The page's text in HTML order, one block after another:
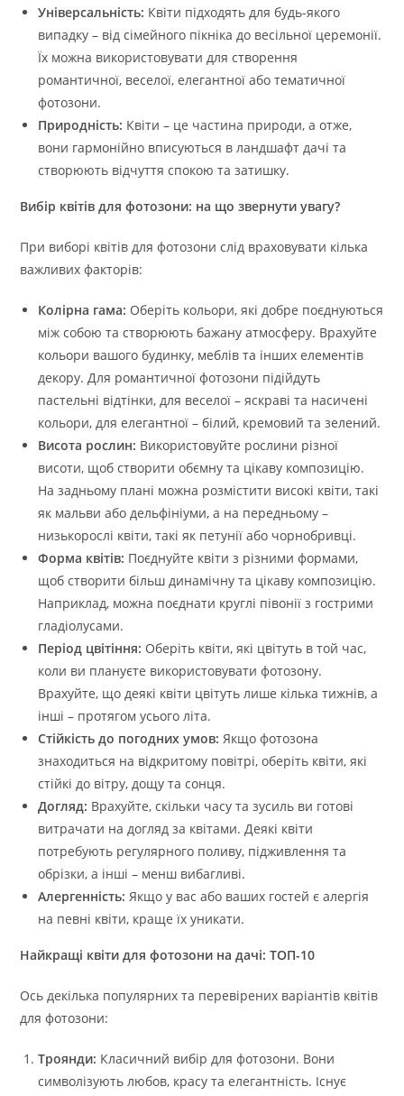
Універсальність: Квіти підходять для будь-якого
випадку – від сімейного пікніка до весільної церемонії.
Їх можна використовувати для створення
романтичної, веселої, елегантної або тематичної
фотозони.
Природність: Квіти – це частина природи, а отже,
вони гармонійно вписуються в ландшафт дачі та
створюють відчуття спокою та затишку.
Вибір квітів для фотозони: на що звернути увагу?
При виборі квітів для фотозони слід враховувати кілька
важливих факторів:
Колірна гама: Оберіть кольори, які добре поєднуються
між собою та створюють бажану атмосферу. Врахуйте
кольори вашого будинку, меблів та інших елементів
декору. Для романтичної фотозони підійдуть
пастельні відтінки, для веселої – яскраві та насичені
кольори, для елегантної – білий, кремовий та зелений.
Висота рослин: Використовуйте рослини різної
висоти, щоб створити обємну та цікаву композицію.
На задньому плані можна розмістити високі квіти, такі
як мальви або дельфініуми, а на передньому –
низькорослі квіти, такі як петунії або чорнобривці.
Форма квітів: Поєднуйте квіти з різними формами,
щоб створити більш динамічну та цікаву композицію.
Наприклад, можна поєднати круглі півонії з гострими
гладіолусами.
Період цвітіння: Оберіть квіти, які цвітуть в той час,
коли ви плануєте використовувати фотозону.
Врахуйте, що деякі квіти цвітуть лише кілька тижнів, а
інші – протягом усього літа.
Стійкість до погодних умов: Якщо фотозона
знаходиться на відкритому повітрі, оберіть квіти, які
стійкі до вітру, дощу та сонця.
Догляд: Врахуйте, скільки часу та зусиль ви готові
витрачати на догляд за квітами. Деякі квіти
потребують регулярного поливу, підживлення та
обрізки, а інші – менш вибагливі.
Алергенність: Якщо у вас або ваших гостей є алергія
на певні квіти, краще їх уникати.
Найкращі квіти для фотозони на дачі: ТОП-10
Ось декілька популярних та перевірених варіантів квітів
для фотозони:
Троянди: Класичний вибір для фотозони. Вони
символізують любов, красу та елегантність. Існує